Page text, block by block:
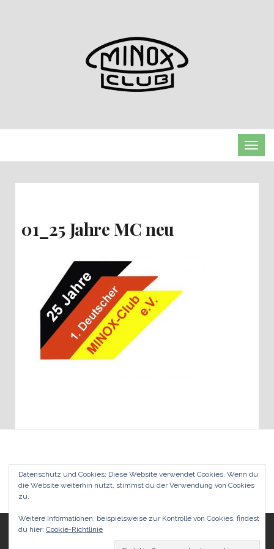
01_25 Jahre MC neu
Datenschutzerklärung
© 2026 1. Deutscher MINOX-Club e.V.. Alle Rechte vorbehalten.
Datenschutz und Cookies: Diese Website verwendet Cookies. Wenn du
die Website weiterhin nutzt, stimmst du der Verwendung von Cookies
zu.
Weitere Informationen, beispielsweise zur Kontrolle von Cookies, findest
du hier: Cookie-Richtlinie